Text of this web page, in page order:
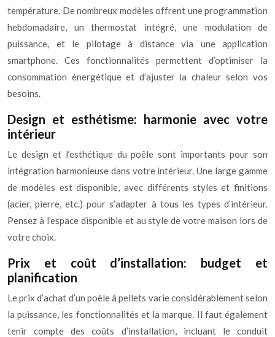
température. De nombreux modèles offrent une programmation
hebdomadaire, un thermostat intégré, une modulation de
puissance, et le pilotage à distance via une application
smartphone. Ces fonctionnalités permettent d’optimiser la
consommation énergétique et d’ajuster la chaleur selon vos
besoins.
Design et esthétisme: harmonie avec votre
intérieur
Le design et l’esthétique du poêle sont importants pour son
intégration harmonieuse dans votre intérieur. Une large gamme
de modèles est disponible, avec différents styles et finitions
(acier, pierre, etc.) pour s’adapter à tous les types d’intérieur.
Pensez à l’espace disponible et au style de votre maison lors de
votre choix.
Prix et coût d’installation: budget et
planification
Le prix d’achat d’un poêle à pellets varie considérablement selon
la puissance, les fonctionnalités et la marque. Il faut également
tenir compte des coûts d’installation, incluant le conduit